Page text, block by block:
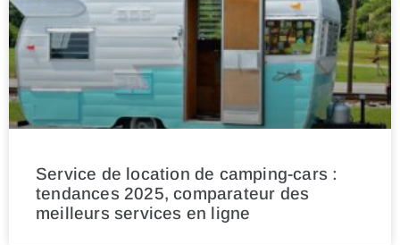
Service de location de camping-cars :
tendances 2025, comparateur des
meilleurs services en ligne